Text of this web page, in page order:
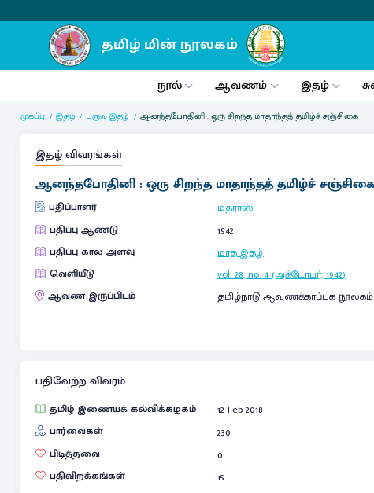
நூல் ஆவணம் இதழ்
முகப்பு இதழ் பருவ இதழ் ஆனந்தபோதினி : ஒரு சிறந்த மாதாந்தத் தமிழ்ச் சஞ்சிகை
இதழ் விவரங்கள்
ஆனந்தபோதினி : ஒரு சிறந்த மாதாந்தத் தமிழ்ச் சஞ்சிகை
பதிப்பாளர்
மதராஸ்
பதிப்பு ஆண்டு
1942
பதிப்பு கால அளவு
மாத இதழ்
வெளியீடு
vol. 28, no. 4 (அக்டோபர், 1942)
ஆவண இருப்பிடம்
தமிழ்நாடு ஆவணக்காப்பக நூலகம்
பதிவேற்ற விவரம்
தமிழ் இணையக் கல்விக்கழகம்
12 Feb 2018
பார்வைகள்
230
பிடித்தவை
0
பதிவிறக்கங்கள்
15